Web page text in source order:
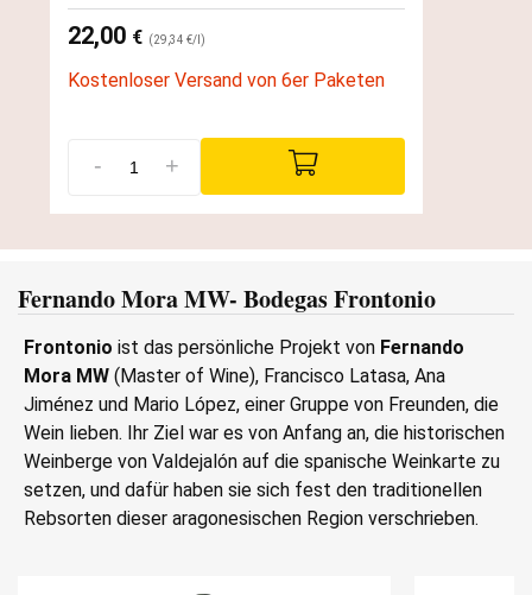
22,00 € (29,34 €/l)
Kostenloser Versand von 6er Paketen
- +
Fernando Mora MW- Bodegas Frontonio
Frontonio ist das persönliche Projekt von Fernando
Mora MW (Master of Wine), Francisco Latasa, Ana
Jiménez und Mario López, einer Gruppe von Freunden, die
Wein lieben. Ihr Ziel war es von Anfang an, die historischen
Weinberge von Valdejalón auf die spanische Weinkarte zu
setzen, und dafür haben sie sich fest den traditionellen
Rebsorten dieser aragonesischen Region verschrieben.